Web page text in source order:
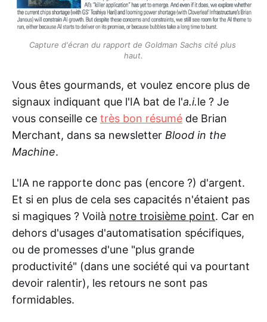
Capture d'écran du rapport de Goldman Sachs cité plus
haut.
Vous êtes gourmands, et voulez encore plus de
signaux indiquant que l'IA bat de l'a.i.le ? Je
vous conseille ce très bon résumé de Brian
Merchant, dans sa newsletter Blood in the
Machine.
L'IA ne rapporte donc pas (encore ?) d'argent.
Et si en plus de cela ses capacités n'étaient pas
si magiques ? Voilà notre troisième point. Car en
dehors d'usages d'automatisation spécifiques,
ou de promesses d'une "plus grande
productivité" (dans une société qui va pourtant
devoir ralentir), les retours ne sont pas
formidables.